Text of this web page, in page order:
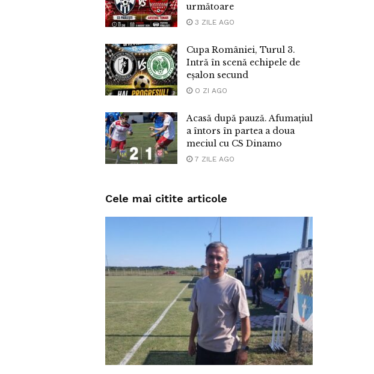
următoare
3 ZILE AGO
Cupa României, Turul 3.
Intră în scenă echipele de
eșalon secund
O ZI AGO
Acasă după pauză. Afumațiul
a întors în partea a doua
meciul cu CS Dinamo
7 ZILE AGO
Cele mai citite articole